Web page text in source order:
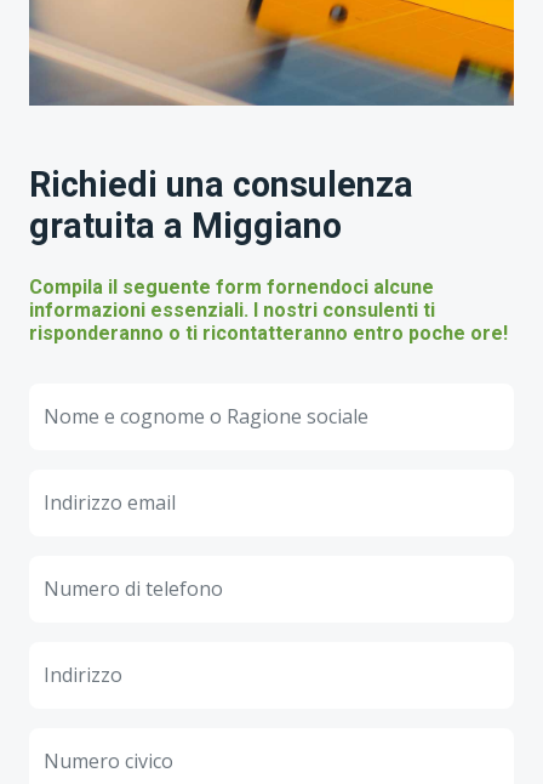
Richiedi una consulenza
gratuita a Miggiano
Compila il seguente form fornendoci alcune
informazioni essenziali. I nostri consulenti ti
risponderanno o ti ricontatteranno entro poche ore!